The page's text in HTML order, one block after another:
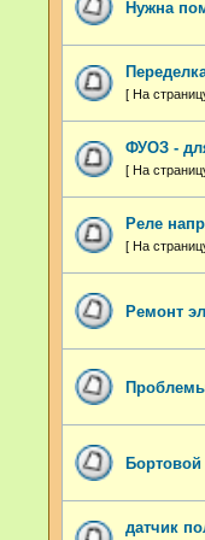
Нужна
ФУОЗ -
Реле
Ремонт
датчик